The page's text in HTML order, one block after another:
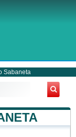
Sabaneta